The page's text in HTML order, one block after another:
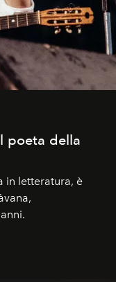
poeta della
in letteratura, è